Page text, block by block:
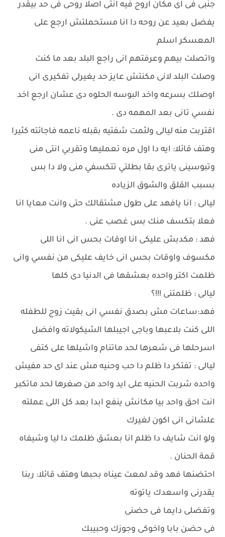
جنبى فى اى مكان اروح فيه انتى اصلا روحى فى حد بيقدر
يفضل بعيد عن روحه دا انا مستحملتش ارجع على
المعسكر اسلم
واتصلت بيهم وعرفتهم انى راجع البلد بعد ما كنت
وصلت البلد لانى مكنتش عايز حد يغيرلى تفكيرى انى
اوصلك بسرعه واخد البوسه الحلوه دى عشان ارجع اخد
نفسي تانى بعد المهمه دى .
اقتربت منه ليالى ولثمت شفتيه بقبله ناعمه فاجائته كثيرا
وهتف قائلا: ايه دا اول مره تعمليها وتقربي انتى منى
وتبوسينى ياترى بقا بطلتي تتكسفي منى ولا دا بس
بسبب القلق والشوق الزياده
ليالى : انا يافهد على طول مشتقالك حتى وانت معايا انا
فعلا بتكسف منك بس غصب عنى .
فهد : مكدبش عليكى انا اوقات بحس انى انا اللى
مكسوف واوقات بحس انى خايف عليكى من نفسي وانى
ظلمت اكتر واحده بعشقها فى الدنيا دى كلها
ليالى : ظلمتنى !!!؟
فهد:ساعات مش بصدق نفسي انى بقيت زوج للطفله
اللى كنت بلاعبها وباجى اجيبلها الشيكولاته وافضل
اسرحلها فى شعرها لحد ماتنام واشيلها على كتفى
ليالى : تفتكر دا ظلم دا حب وحنيه مش عند اى حد مفيش
واحده شربت الحنيه على ايد واحد من صغرها لحد ماتكبر
انت احق واحد بيا مكانش ينفع ابدا بعد كل اللى عملته
علشانى انى اكون لغيرك
ولو انت شايف دا ظلم انا بعشق ظلمك دا ليا وشيفاه
قمة الحنان .
احتضنها فهد وقد لمعت عيناه بحبها وهتف قائلا: ربنا
يقدرنى واسعدك ياتوته
وتفضلى دايما فى حضنى
فى حضن بابا واخوكى وجوزك وحبيبك